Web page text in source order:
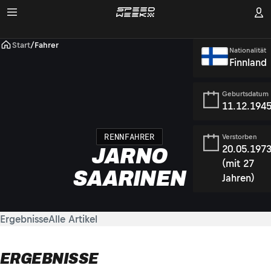
Start/Fahrer
RENNFAHRER
JARNO
SAARINEN
Nationalität
Finnland
Geburtsdatum
Verstorben
(mit 27
Jahren)
ErgebnisseAlle Artikel
ERGEBNISSE